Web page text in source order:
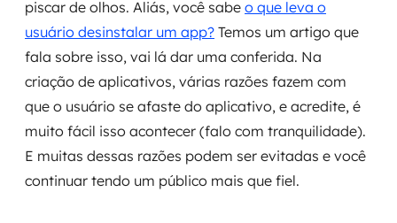
piscar de olhos. Aliás, você sabe o que leva o
usuário desinstalar um app? Temos um artigo que
fala sobre isso, vai lá dar uma conferida. Na
criação de aplicativos, várias razões fazem com
que o usuário se afaste do aplicativo, e acredite, é
muito fácil isso acontecer (falo com tranquilidade).
E muitas dessas razões podem ser evitadas e você
continuar tendo um público mais que fiel.